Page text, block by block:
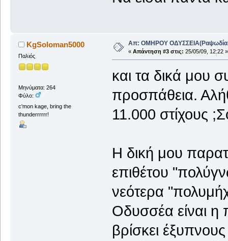
KgSoloman5000
Παλιός
Μηνύματα: 264
Φύλο:
c'mon kage, bring the
thunderrrrrr!
Απ: ΟΜΗΡΟΥ ΟΔΥΣΣΕΙΑ(Ραψωδία
« Απάντηση #3 στις: 25/05/09, 12:22 »
και τα δικά μου
προσπάθεια.
11.000 στίχους
Η δική μου
επιθέτου
νεότερα
Οδυσσέα είναι η
βρίσκει